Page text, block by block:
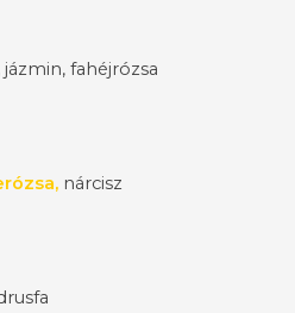
jázmin, fahéjrózsa
nárcisz